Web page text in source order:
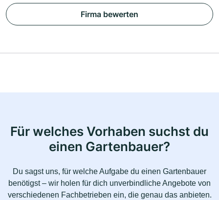
Firma bewerten
Für welches Vorhaben suchst du
einen Gartenbauer?
Du sagst uns, für welche Aufgabe du einen Gartenbauer
benötigst – wir holen für dich unverbindliche Angebote von
verschiedenen Fachbetrieben ein, die genau das anbieten.